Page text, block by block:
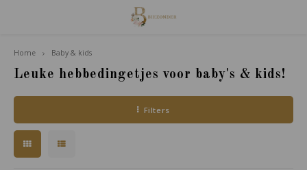
Hoofdmenu / familie van houdt
Familie van Houdt
Accessoires
Home Baby & kids
Leuke hebbedingetjes voor baby's & kids!
Filters